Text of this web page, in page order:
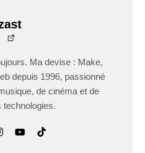
Ma devise : Make,
depuis 1996, passionné
de cinéma et de
technologies.